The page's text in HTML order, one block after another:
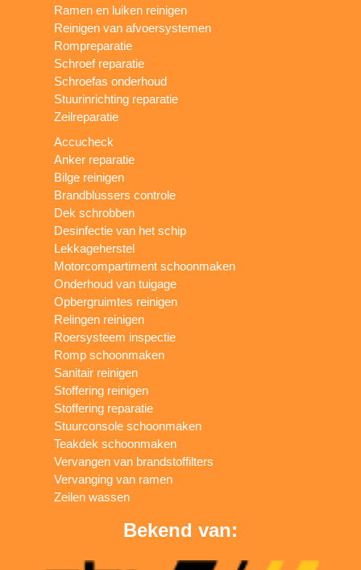
Ramen en luiken reinigen
Reinigen van afvoersystemen
Rompreparatie
Schroef reparatie
Schroefas onderhoud
Stuurinrichting reparatie
Zeilreparatie
Accucheck
Anker reparatie
Bilge reinigen
Brandblussers controle
Dek schrobben
Desinfectie van het schip
Lekkageherstel
Motorcompartiment schoonmaken
Onderhoud van tuigage
Opbergruimtes reinigen
Relingen reinigen
Roersysteem inspectie
Romp schoonmaken
Sanitair reinigen
Stoffering reinigen
Stoffering reparatie
Stuurconsole schoonmaken
Teakdek schoonmaken
Vervangen van brandstoffilters
Vervanging van ramen
Zeilen wassen
Bekend van: